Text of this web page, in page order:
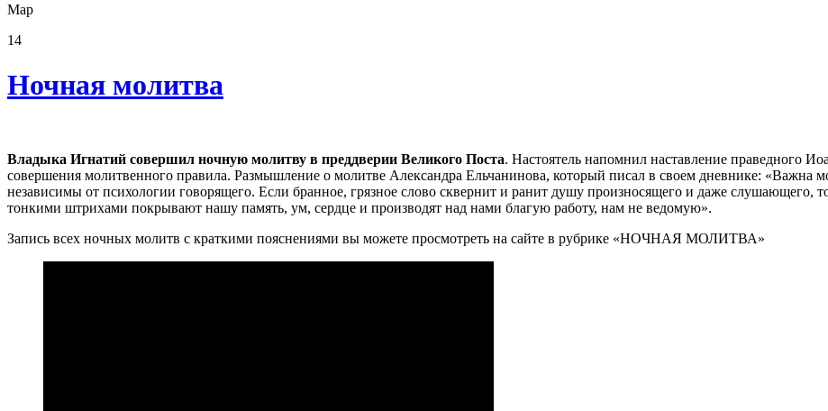
Мар
14
Ночная молитва
Владыка Игнатий совершил ночную молитву в преддверии Великого Поста. Настоятель напомнил наставление праведного
совершения молитвенного правила. Размышление о молитве Александра Ельчанинова, который писал в своем дневнике: «Важна
независимы от психологии говорящего. Если бранное, грязное слово сквернит и ранит душу произносящего и даже слушающего,
тонкими штрихами покрывают нашу память, ум, сердце и производят над нами благую работу, нам не ведомую».
Запись всех ночных молитв с краткими пояснениями вы можете просмотреть на сайте в рубрике «НОЧНАЯ МОЛИТВА»